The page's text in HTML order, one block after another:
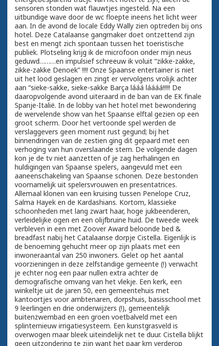
sensoren stonden wat flauwtjes ingesteld. Na een
uitbundige wave door de wc floepte ineens het licht weer
aan. In de avond de locale Eddy Wally zien optreden bij ons
hotel. Deze Catalaanse gangmaker doet ontzettend zijn
best en mengt zich spontaan tussen het toeristische
publiek. Plotseling krijg ik de microfoon onder mijn neus
geduwd………en impulsief schreeuw ik voluit “zikke-zakke,
zikke-zakke Denoek” !!!! Onze Spaanse entertainer is niet
uit het lood geslagen en zingt er vervolgens vrolijk achter
aan “sieke-sakke, sieke-sakke Barça lááá láááá!!!!! De
daaropvolgende avond uiteraard in de ban van de EK finale
Spanje-Italië. In de lobby van het hotel met bewondering
de wervelende show van het Spaanse elftal gezien op een
groot scherm. Door het vertoonde spel werden de
verslaggevers geen moment rust gegund; bij het
binnendringen van de zestien ging dit gepaard met een
verhoging van hun overslaande stem. De volgende dagen
kon je de tv niet aanzetten of je zag herhalingen en
huldigingen van Spaanse spelers, aangevuld met een
aaneenschakeling van Spaanse schonen. Deze bestonden
voornamelijk uit spelersvrouwen en presentatrices.
Allemaal klonen van een kruising tussen Penelope Cruz,
Salma Hayek en de Kardashians. Kortom, klassieke
schoonheden met lang zwart haar, hoge jukbeenderen,
verleidelijke ogen en een olijfbruine huid. De tweede week
verbleven in een met Zoover Award beloonde bed &
breadfast nabij het Catalaanse dorpje Cistella. Eigenlijk is
de benoeming gehucht meer op zijn plaats met een
inwoneraantal van 250 inwoners. Gelet op het aantal
voorzieningen in deze zelfstandige gemeente (!) verwacht
je echter nog een paar nullen extra achter de
demografische omvang van het vlekje. Een kerk, een
winkeltje uit de jaren 50, een gemeentehuis met
kantoortjes voor ambtenaren, dorpshuis, basisschool met
9 leerlingen en drie onderwijzers (!), gemeentelijk
buitenzwembad en een groen voetbalveld met een
splinternieuw irrigatiesysteem. Een kunstgrasveld is
overwogen maar bleek uiteindelijk net te duur. Cistella blijkt
geen uitzondering te zijn want het paar km verderop